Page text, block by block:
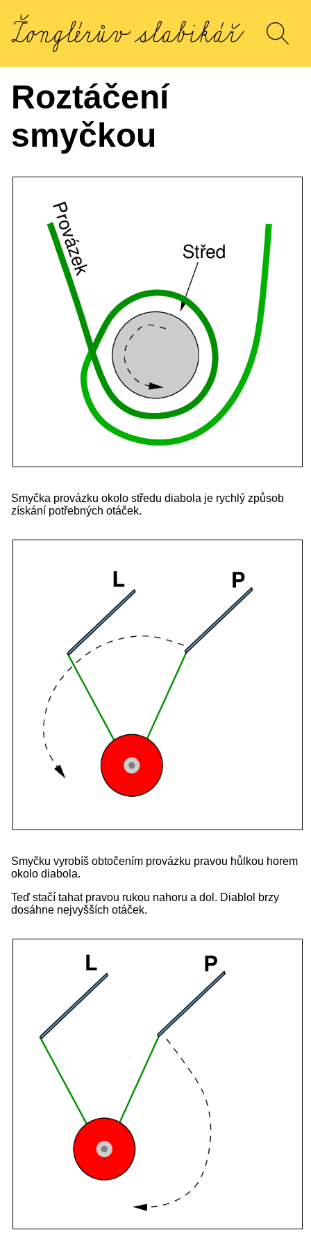
Roztáčení
smyčkou
Smyčka provázku okolo středu diabola je rychlý způsob
získání potřebných otáček.
Smyčku vyrobíš obtočením provázku pravou hůlkou horem
okolo diabola.
Teď stačí tahat pravou rukou nahoru a dol. Diablol brzy
dosáhne nejvyšších otáček.